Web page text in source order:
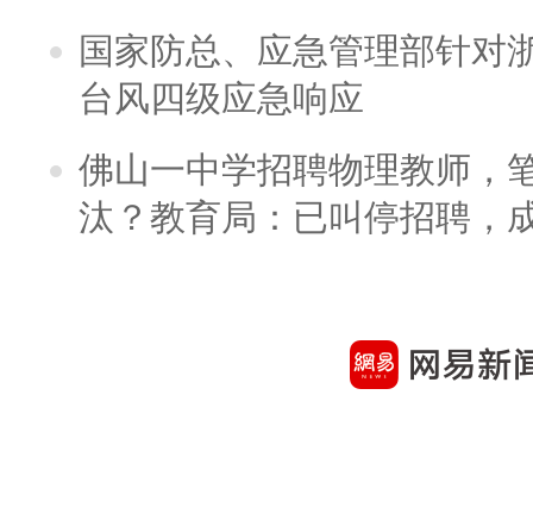
国家防总、应急管理部针对
台风四级应急响应
佛山一中学招聘物理教师，
汰？教育局：已叫停招聘，